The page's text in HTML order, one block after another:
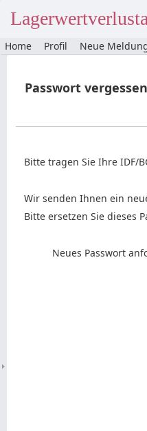
Home Profil Neue
Passwort vergessen
Bitte tragen Sie Ihre IDF/
Wir senden Ihnen ein
Bitte ersetzen Sie dieses
Neues Passwort